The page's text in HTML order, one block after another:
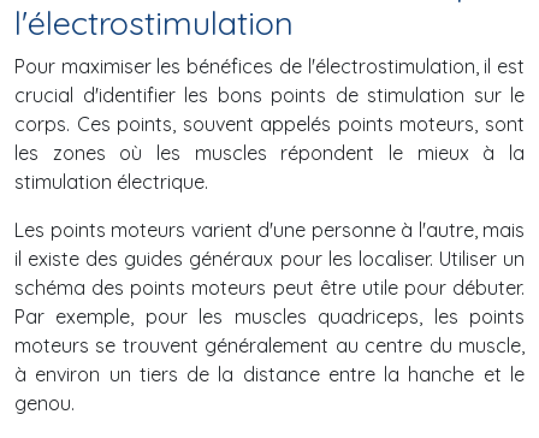
l'électrostimulation
Pour maximiser les bénéfices de l'électrostimulation, il est
crucial d'identifier les bons points de stimulation sur le
corps. Ces points, souvent appelés points moteurs, sont
les zones où les muscles répondent le mieux à la
stimulation électrique.
Les points moteurs varient d'une personne à l'autre, mais
il existe des guides généraux pour les localiser. Utiliser un
schéma des points moteurs peut être utile pour débuter.
Par exemple, pour les muscles quadriceps, les points
moteurs se trouvent généralement au centre du muscle,
à environ un tiers de la distance entre la hanche et le
genou.